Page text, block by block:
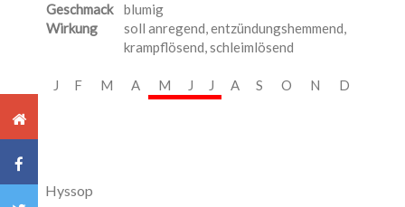
Geschmack
blumig
Wirkung
soll anregend, entzündungshemmend,
krampflösend, schleimlösend
J F M A M J J A S O N D
Hyssop